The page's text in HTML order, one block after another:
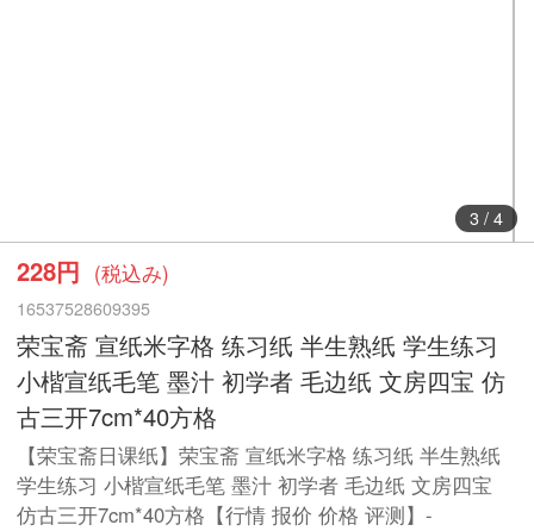
3/ 4
228円 (税込み)
16537528609395
荣宝斋 宣纸米字格 练习纸 半生熟纸 学生练习
小楷宣纸毛笔 墨汁 初学者 毛边纸 文房四宝 仿
古三开7cm*40方格
【荣宝斋日课纸】荣宝斋 宣纸米字格 练习纸 半生熟纸
学生练习 小楷宣纸毛笔 墨汁 初学者 毛边纸 文房四宝
仿古三开7cm*40方格【行情 报价 价格 评测】-